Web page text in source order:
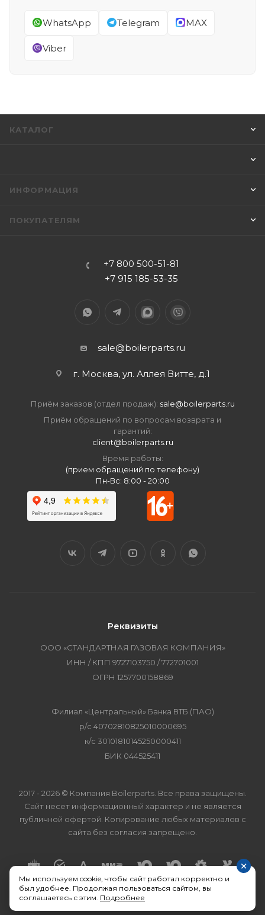
×
Мы используем cookie, чтобы сайт работал корректно и
был удобнее. Продолжая пользоваться сайтом, вы
соглашаетесь с этим. Подробнее
WhatsApp Telegram MAX
Viber
КАТАЛОГ
ИНФОРМАЦИЯ
ПОКУПАТЕЛЯМ
+7 800 500-51-81
+7 915 185-53-35
sale@boilerparts.ru
г. Москва, ул. Аллея Витте, д.1
Приём заказов (отдел продаж): sale@boilerparts.ru
Приём обращений по вопросам возврата и
гарантий:
client@boilerparts.ru
Время работы:
(прием обращений по телефону)
Пн-Вс: 8:00 - 20:00
Реквизиты
ООО «СТАНДАРТНАЯ ГАЗОВАЯ КОМПАНИЯ»
ИНН / КПП 9727103750 / 772701001
ОГРН 1257700158869
Филиал «Центральный» Банка ВТБ (ПАО)
р/с 40702810825010000695
к/с 30101810145250000411
БИК 044525411
2017 - 2026 © Компания Boilerparts. Все права защищены.
Сайт несет информационный характер и не является
публичной офертой. Копирование любых материалов с
сайта без согласия запрещено.